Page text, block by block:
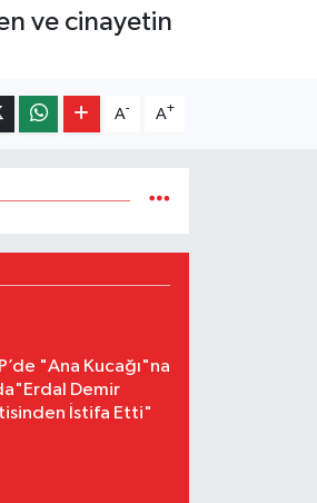
ve cinayetin
A- A+
"Ana Kucağı"na
Demir
İstifa Etti"